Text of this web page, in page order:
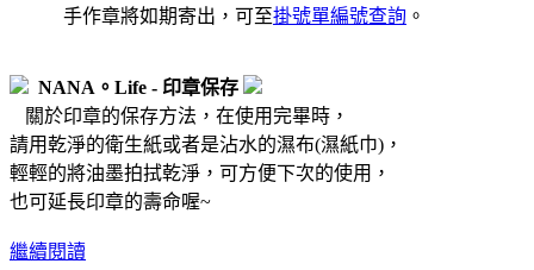
手作章將如期寄出，可至掛號單編號查詢 。
NANA。Life - 印章保存
關於印章的保存方法，在使用完畢時，
請用乾淨的衛生紙或者是沾水的濕布(濕紙巾)，
輕輕的將油墨拍拭乾淨，可方便下次的使用，
也可延長印章的壽命喔~
繼續閱讀